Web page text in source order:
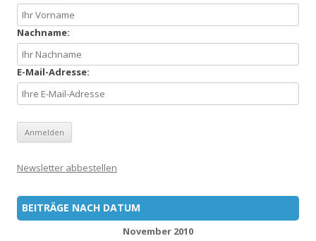
Nachname:
E-Mail-Adresse:
Newsletter abbestellen
BEITRÄGE NACH DATUM
November 2010